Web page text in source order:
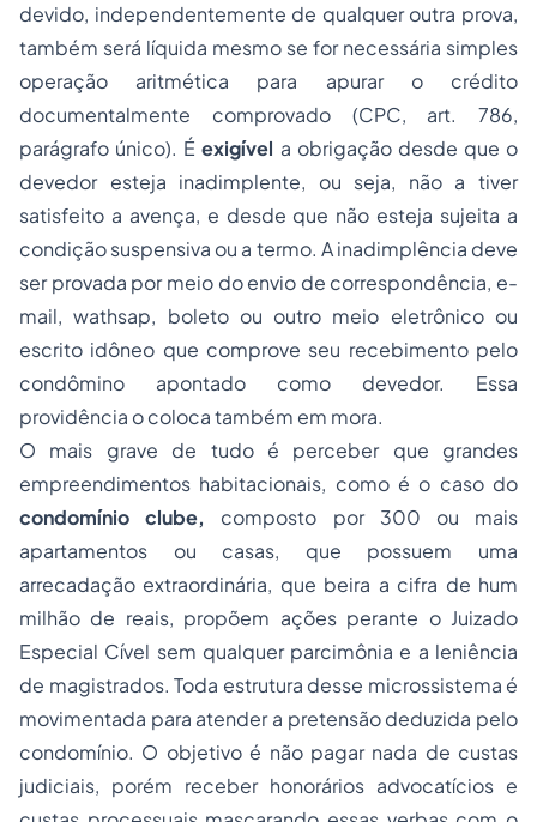
devido, independentemente de qualquer outra prova,
também será líquida mesmo se for necessária simples
operação aritmética para apurar o crédito
documentalmente comprovado (CPC, art. 786,
parágrafo único). Éexigível a obrigação desde que o
devedor esteja inadimplente, ou seja, não a tiver
satisfeito a avença, e desde que não esteja sujeita a
condição suspensiva ou a termo. A inadimplência deve
ser provada por meio do envio de correspondência, e-
mail, wathsap, boleto ou outro meio eletrônico ou
escrito idôneo que comprove seu recebimento pelo
condômino apontado como devedor. Essa
providência o coloca também em mora.
O mais grave de tudo é perceber que grandes
empreendimentos habitacionais, como é o caso do
condomínio clube,
composto por 300 ou mais
apartamentos ou casas, que possuem uma
arrecadação extraordinária, que beira a cifra de hum
milhão de reais, propõem ações perante o Juizado
Especial Cível sem qualquer parcimônia e a leniência
de magistrados. Toda estrutura desse microssistema é
movimentada para atender a pretensão deduzida pelo
condomínio. O objetivo é não pagar nada de custas
judiciais, porém receber honorários advocatícios e